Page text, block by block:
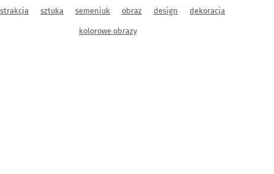
sztuka semeniuk obraz design dekoracja
kolorowe obrazy